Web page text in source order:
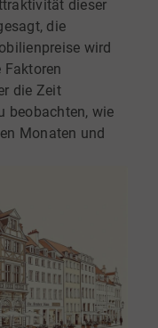
dieser
die
wird
Faktoren
die Zeit
beobachten, wie
Monaten und